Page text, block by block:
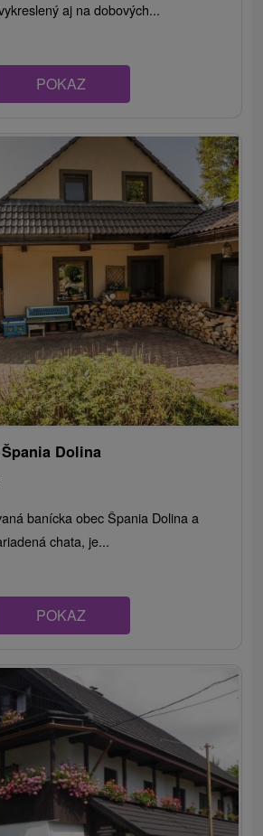
aj na dobových...
POKAZ
Dolina
banícka obec Špania Dolina a
chata, je...
POKAZ